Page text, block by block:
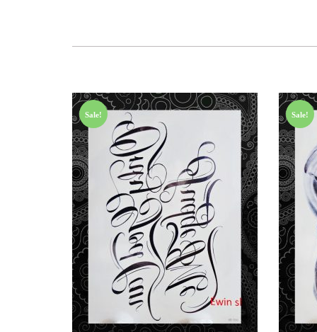
Sale! Sale!